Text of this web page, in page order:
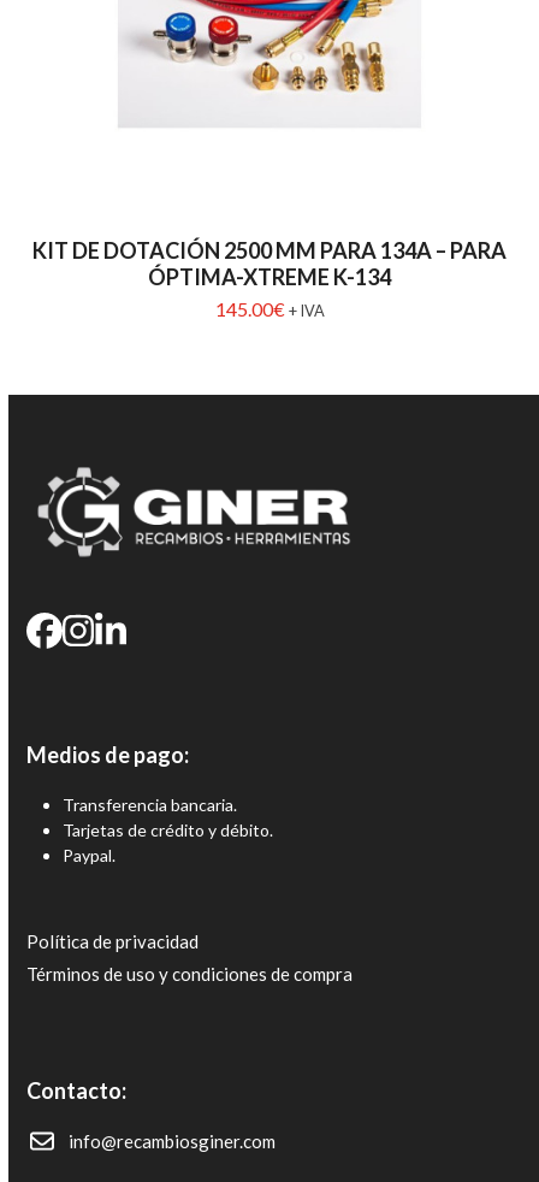
KIT DE DOTACIÓN 2500 MM PARA 134A – PARA
ÓPTIMA-XTREME K-134
145.00€ + IVA
Medios de pago:
Transferencia bancaria.
Tarjetas de crédito y débito.
Paypal.
Política de privacidad
Términos de uso y condiciones de compra
Contacto:
info@recambiosginer.com